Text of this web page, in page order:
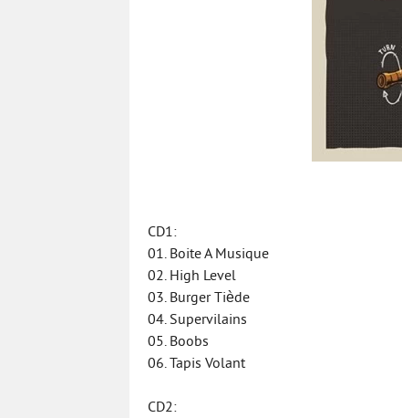
CD1:
01. Boite A Musique
02. High Level
03. Burger Tiède
04. Supervilains
05. Boobs
06. Tapis Volant
CD2: